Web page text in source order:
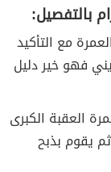
بالتفصيل:
مع التأكيد
فهو خير دليل
العقبة الكبرى
يقوم بذبح